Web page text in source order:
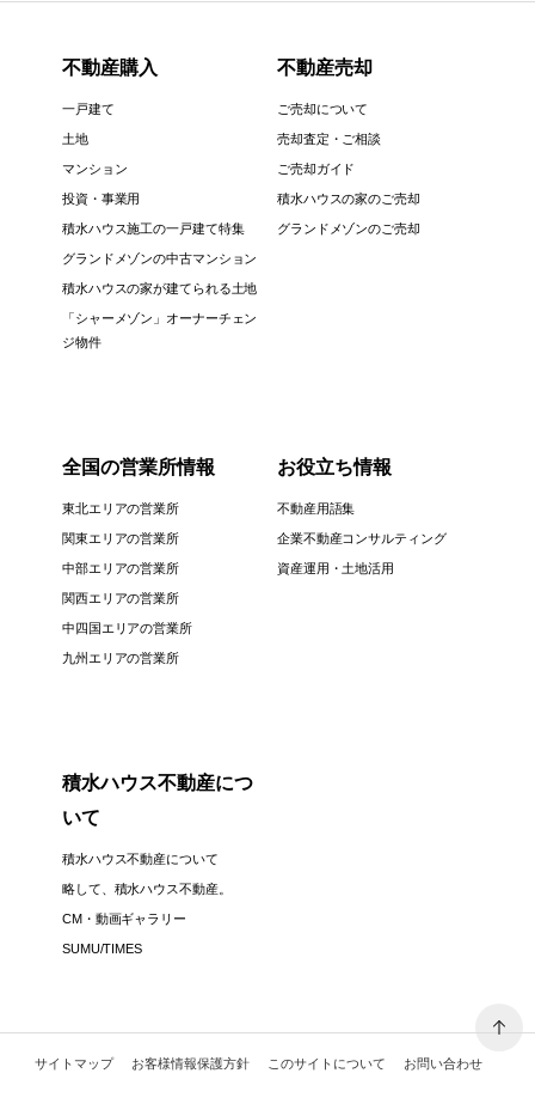
不動産購入
一戸建て
土地
マンション
投資・事業用
積水ハウス施工の一戸建て特集
グランドメゾンの中古マンション
積水ハウスの家が建てられる土地
「シャーメゾン」オーナーチェン
ジ物件
不動産売却
ご売却について
売却査定・ご相談
ご売却ガイド
積水ハウスの家のご売却
グランドメゾンのご売却
全国の営業所情報
東北エリアの営業所
関東エリアの営業所
中部エリアの営業所
関西エリアの営業所
中四国エリアの営業所
九州エリアの営業所
お役立ち情報
不動産用語集
企業不動産コンサルティング
資産運用・土地活用
積水ハウス不動産につ
いて
積水ハウス不動産について
略して、積水ハウス不動産。
CM・動画ギャラリー
SUMU/TIMES
サイトマップ お客様情報保護方針 このサイトについて お問い合わせ